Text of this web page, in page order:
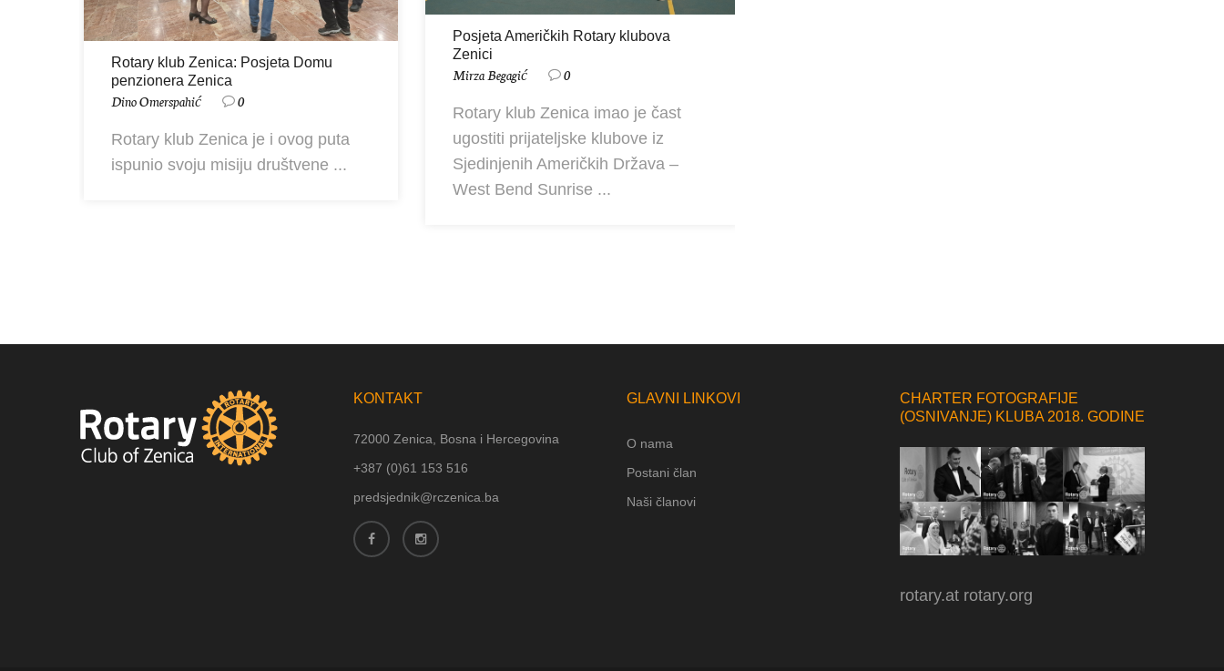
Rotary klub Zenica: Posjeta Domu
penzionera Zenica
Dino Omerspahić 0
Rotary klub Zenica je i ovog puta
ispunio svoju misiju društvene ...
Posjeta Američkih Rotary klubova
Zenici
Mirza Begagić 0
Rotary klub Zenica imao je čast
ugostiti prijateljske klubove iz
Sjedinjenih Američkih Država –
West Bend Sunrise ...
KONTAKT
72000 Zenica, Bosna i Hercegovina
+387 (0)61 153 516
predsjednik@rczenica.ba
GLAVNI LINKOVI
O nama
Postani član
Naši članovi
CHARTER FOTOGRAFIJE
(OSNIVANJE) KLUBA 2018. GODINE
rotary.at rotary.org